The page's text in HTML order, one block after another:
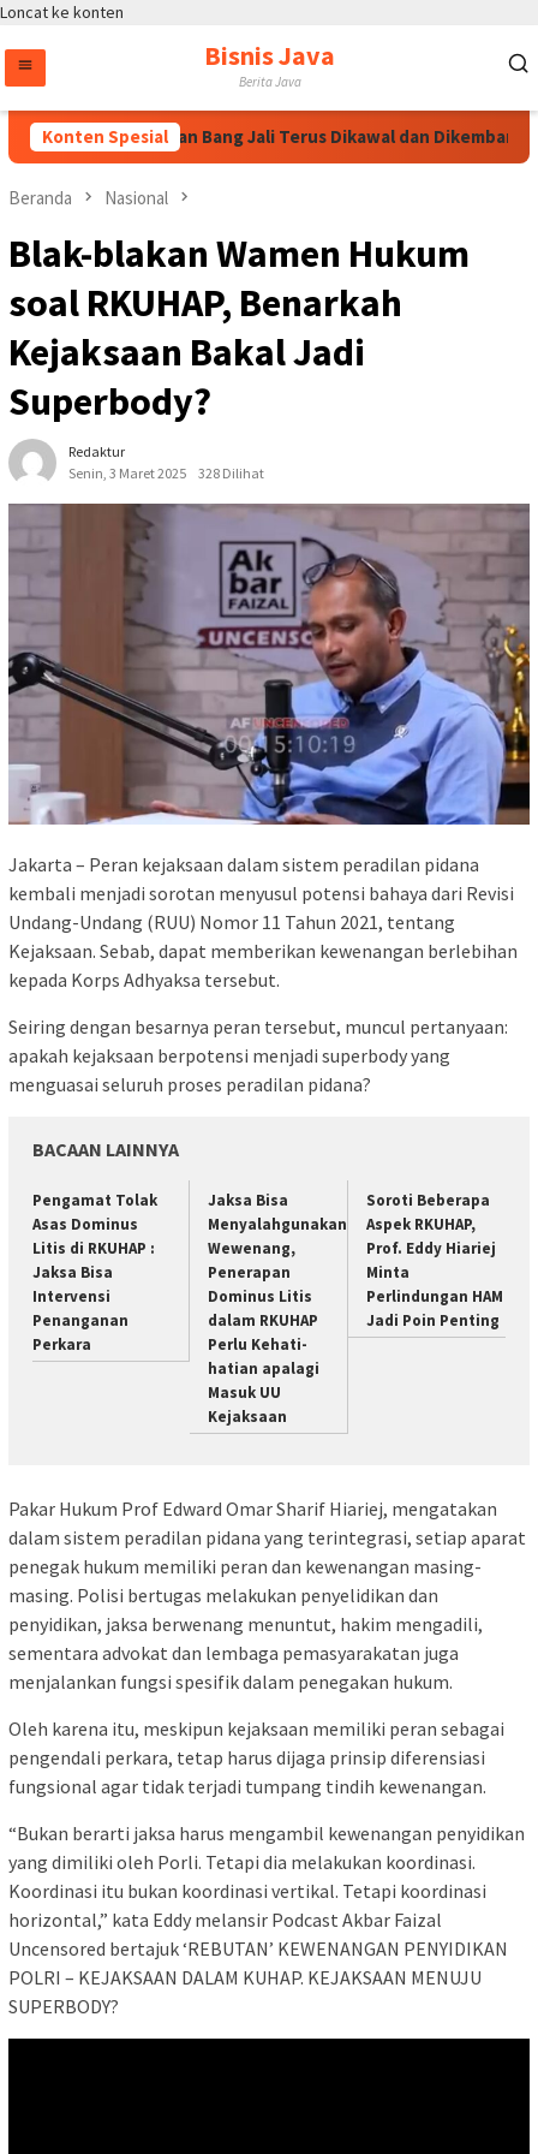
Loncat ke konten
Bisnis Java
Berita Java
Konten Spesial
Pastikan Bang Jali Terus Dikawal dan Dikembangkan
Beranda Nasional
Blak-blakan Wamen Hukum
soal RKUHAP, Benarkah
Kejaksaan Bakal Jadi
Superbody?
Redaktur
Senin, 3 Maret 2025
328 Dilihat
Jakarta – Peran kejaksaan dalam sistem peradilan pidana
kembali menjadi sorotan menyusul potensi bahaya dari Revisi
Undang-Undang (RUU) Nomor 11 Tahun 2021, tentang
Kejaksaan. Sebab, dapat memberikan kewenangan berlebihan
kepada Korps Adhyaksa tersebut.
Seiring dengan besarnya peran tersebut, muncul pertanyaan:
apakah kejaksaan berpotensi menjadi superbody yang
menguasai seluruh proses peradilan pidana?
BACAAN LAINNYA
Pengamat Tolak
Asas Dominus
Litis di RKUHAP :
Jaksa Bisa
Intervensi
Penanganan
Perkara
Jaksa Bisa
Menyalahgunakan
Wewenang,
Penerapan
Dominus Litis
dalam RKUHAP
Perlu Kehati-
hatian apalagi
Masuk UU
Kejaksaan
Soroti Beberapa
Aspek RKUHAP,
Prof. Eddy Hiariej
Minta
Perlindungan HAM
Jadi Poin Penting
Pakar Hukum Prof Edward Omar Sharif Hiariej, mengatakan
dalam sistem peradilan pidana yang terintegrasi, setiap aparat
penegak hukum memiliki peran dan kewenangan masing-
masing. Polisi bertugas melakukan penyelidikan dan
penyidikan, jaksa berwenang menuntut, hakim mengadili,
sementara advokat dan lembaga pemasyarakatan juga
menjalankan fungsi spesifik dalam penegakan hukum.
Oleh karena itu, meskipun kejaksaan memiliki peran sebagai
pengendali perkara, tetap harus dijaga prinsip diferensiasi
fungsional agar tidak terjadi tumpang tindih kewenangan.
“Bukan berarti jaksa harus mengambil kewenangan penyidikan
yang dimiliki oleh Porli. Tetapi dia melakukan koordinasi.
Koordinasi itu bukan koordinasi vertikal. Tetapi koordinasi
horizontal,” kata Eddy melansir Podcast Akbar Faizal
Uncensored bertajuk ‘REBUTAN’ KEWENANGAN PENYIDIKAN
POLRI – KEJAKSAAN DALAM KUHAP. KEJAKSAAN MENUJU
SUPERBODY?